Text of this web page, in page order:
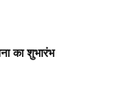
का शुभारंभ